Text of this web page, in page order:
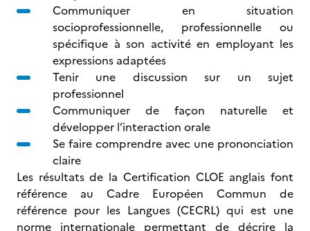
Communiquer en situation
socioprofessionnelle, professionnelle ou
spécifique à son activité en employant les
expressions adaptées
Tenir une discussion sur un sujet
professionnel
Communiquer de façon naturelle et
développer l’interaction orale
Se faire comprendre avec une prononciation
claire
Les résultats de la Certification CLOE anglais font
référence au Cadre Européen Commun de
référence pour les Langues (CECRL) qui est une
norme internationale permettant de décrire la